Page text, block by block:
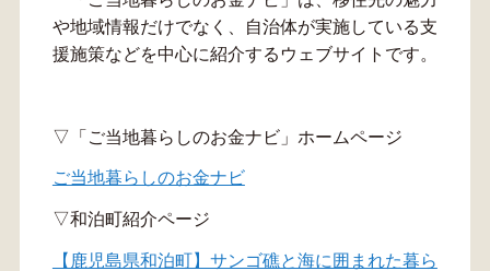
や地域情報だけでなく、自治体が実施している支
援施策などを中心に紹介するウェブサイトです。
▽「ご当地暮らしのお金ナビ」ホームページ
ご当地暮らしのお金ナビ
▽和泊町紹介ページ
【鹿児島県和泊町】サンゴ礁と海に囲まれた暮ら